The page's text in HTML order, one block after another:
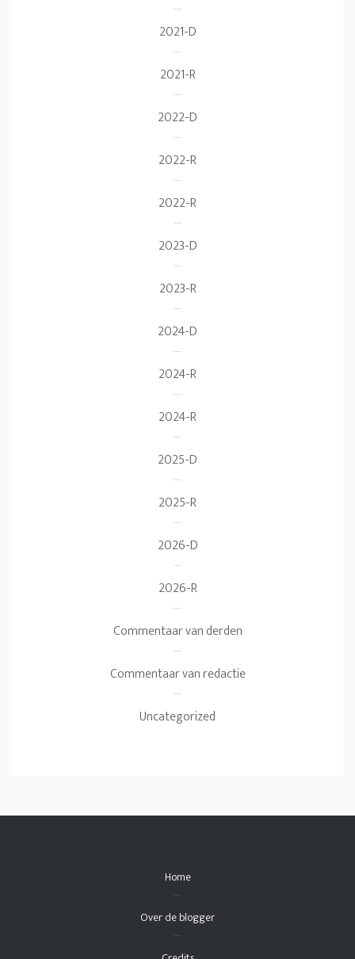
2021-D
2021-R
2022-D
2022-R
2022-R
2023-D
2023-R
2024-D
2024-R
2024-R
2025-D
2025-R
2026-D
2026-R
Commentaar van derden
Commentaar van redactie
Uncategorized
Home
Over de blogger